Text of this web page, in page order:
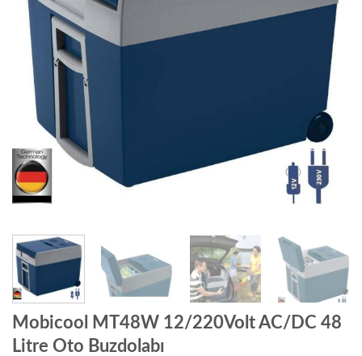
Mobicool MT48W 12/220Volt AC/DC 48
Litre Oto Buzdolabı